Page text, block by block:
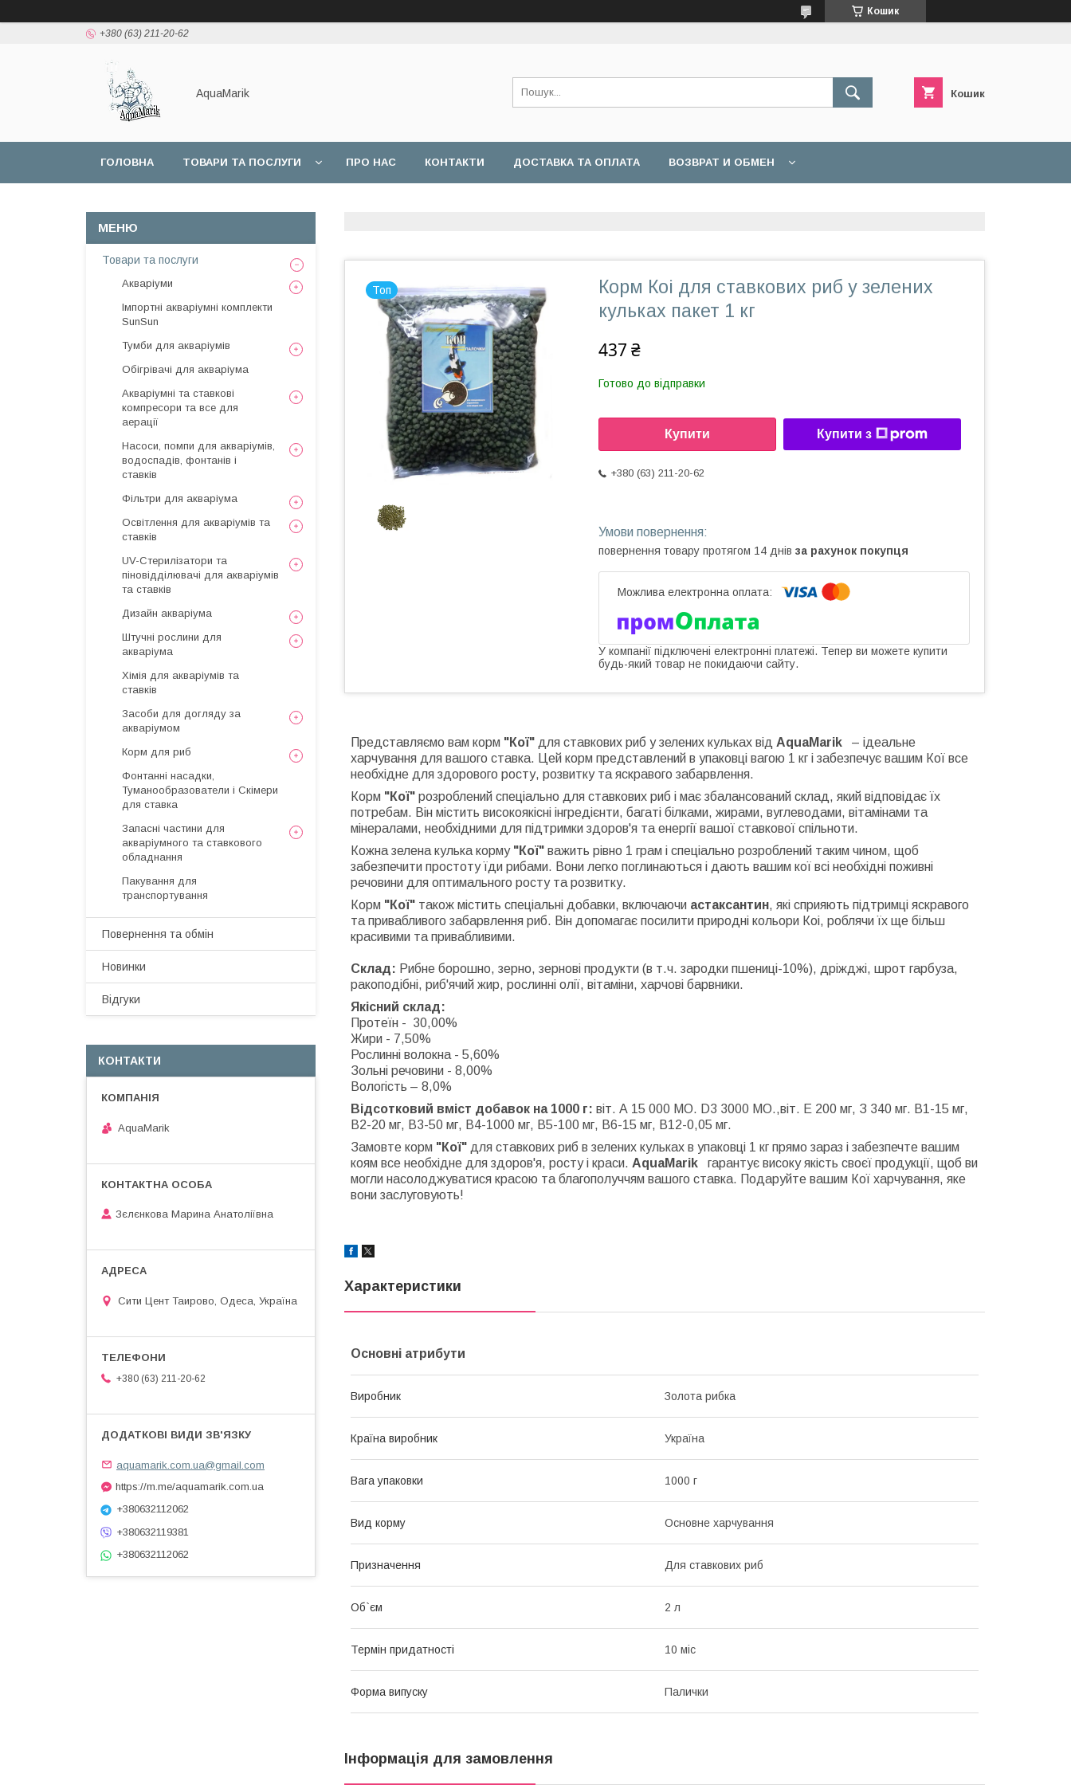
Кошик
+380 (63) 211-20-62
AquaMarik Кошик
ГОЛОВНА ТОВАРИ ТА ПОСЛУГИ ПРО НАС КОНТАКТИ ДОСТАВКА ТА ОПЛАТА ВОЗВРАТ И ОБМЕН
Топ
Корм Коі для ставкових риб у зелених
кульках пакет 1 кг
437 ₴
Готово до відправки
Купити Купити з
+380 (63) 211-20-62
повернення товару протягом 14 днів за рахунок покупця
У компанії підключені електронні платежі. Тепер ви можете купити
будь-який товар не покидаючи сайту.
Представляємо вам корм "Кої" для ставкових риб у зелених кульках від AquaMarik – ідеальне
харчування для вашого ставка. Цей корм представлений в упаковці вагою 1 кг і забезпечує вашим Кої все
необхідне для здорового росту, розвитку та яскравого забарвлення.
Корм "Кої" розроблений спеціально для ставкових риб і має збалансований склад, який відповідає їх
потребам. Він містить високоякісні інгредієнти, багаті білками, жирами, вуглеводами, вітамінами та
мінералами, необхідними для підтримки здоров'я та енергії вашої ставкової спільноти.
Кожна зелена кулька корму "Кої" важить рівно 1 грам і спеціально розроблений таким чином, щоб
забезпечити простоту їди рибами. Вони легко поглинаються і дають вашим кої всі необхідні поживні
речовини для оптимального росту та розвитку.
Корм "Кої" також містить спеціальні добавки, включаючи астаксантин, які сприяють підтримці яскравого
та привабливого забарвлення риб. Він допомагає посилити природні кольори Коі, роблячи їх ще більш
красивими та привабливими.
Склад: Рибне борошно, зерно, зернові продукти (в т.ч. зародки пшениці-10%), дріжджі, шрот гарбуза,
ракоподібні, риб'ячий жир, рослинні олії, вітаміни, харчові барвники.
Якісний склад:
Протеїн - 30,00%
Жири - 7,50%
Рослинні волокна - 5,60%
Зольні речовини - 8,00%
Вологість – 8,0%
Відсотковий вміст добавок на 1000 г: віт. А 15 000 МО. D3 3000 МО.,віт. Е 200 мг, З 340 мг. В1-15 мг,
В2-20 мг, В3-50 мг, В4-1000 мг, В5-100 мг, В6-15 мг, В12-0,05 мг.
Замовте корм "Кої" для ставкових риб в зелених кульках в упаковці 1 кг прямо зараз і забезпечте вашим
коям все необхідне для здоров'я, росту і краси. AquaMarik гарантує високу якість своєї продукції, щоб ви
могли насолоджуватися красою та благополуччям вашого ставка. Подаруйте вашим Кої харчування, яке
вони заслуговують!
Характеристики
Основні атрибути
Виробник Золота рибка
Країна виробник Україна
Вага упаковки 1000 г
Вид корму Основне харчування
Призначення Для ставкових риб
Об`єм 2 л
Термін придатності 10 міс
Форма випуску Палички
Інформація для замовлення
Товари та послуги
Акваріуми
Імпортні акваріумні комплекти
SunSun
Тумби для акваріумів
Обігрівачі для акваріума
Акваріумні та ставкові
компресори та все для
аерації
Насоси, помпи для акваріумів,
водоспадів, фонтанів і
ставків
Фільтри для акваріума
Освітлення для акваріумів та
ставків
UV-Стерилізатори та
піновідділювачі для акваріумів
та ставків
Дизайн акваріума
Штучні рослини для
акваріума
Хімія для акваріумів та
ставків
Засоби для догляду за
акваріумом
Корм для риб
Фонтанні насадки,
Туманообразователи і Скімери
для ставка
Запасні частини для
акваріумного та ставкового
обладнання
Пакування для
транспортування
Повернення та обмін
Новинки
Відгуки
КОНТАКТИ
AquaMarik
Зєлєнкова Марина Анатоліївна
Сити Цент Таирово, Одеса, Україна
+380 (63) 211-20-62
aquamarik.com.ua@gmail.com
https://m.me/aquamarik.com.ua
+380632112062
+380632119381
+380632112062